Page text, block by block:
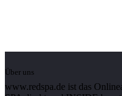
Über uns
www.redspa.de ist das